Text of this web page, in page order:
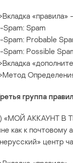
«правила»
Spam: Spam
Spam: Probable
Spam: Possible
группа
«МОЙ АККАУНТ В
как к почтовому
центр